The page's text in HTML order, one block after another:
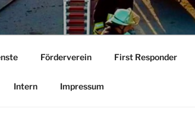
Förderverein First Responder
Intern Impressum